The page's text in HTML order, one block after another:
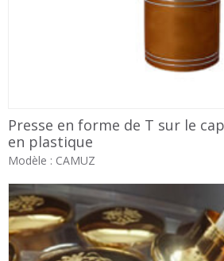
Presse en forme de T sur le
en plastique
Modèle : CAMUZ